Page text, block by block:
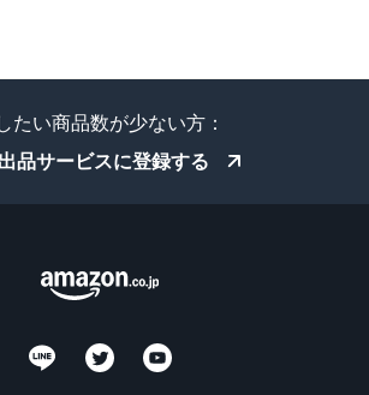
たい商品数が少ない方：
品サービスに登録する